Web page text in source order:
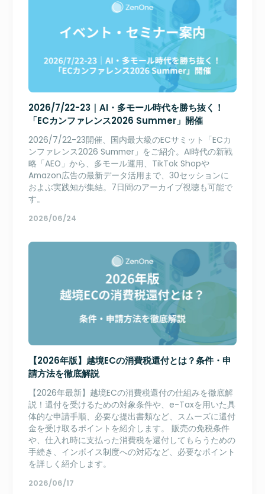
2026/7/22-23｜AI・多モール時代を勝ち抜く！
「ECカンファレンス2026 Summer」開催
2026/7/22-23開催、国内最大級のECサミット「ECカ
ンファレンス2026 Summer」をご紹介。AI時代の新戦
略「AEO」から、多モール運用、TikTok Shopや
Amazon広告の最新データ活用まで、30セッションに
およぶ実践知が集結。7日間のアーカイブ視聴も可能で
す。
2026/06/24
【2026年版】越境ECの消費税還付とは？条件・申
請方法を徹底解説
【2026年最新】越境ECの消費税還付の仕組みを徹底解
説！還付を受けるための対象条件や、e-Taxを用いた具
体的な申請手順、必要な提出書類など、スムーズに還付
金を受け取るポイントを紹介します。 販売の免税条件
や、仕入れ時に支払った消費税を還付してもらうための
手続き、インボイス制度への対応など、必要なポイント
を詳しく紹介します。
2026/06/17